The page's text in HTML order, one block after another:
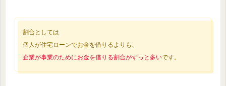
割合としては
個人が住宅ローンでお金を借りるよりも、
企業が事業のためにお金を借りる割合がずっと多いです。